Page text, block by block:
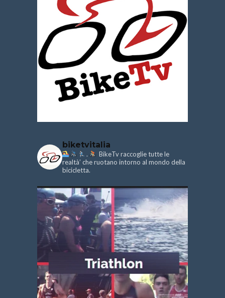
biketvitalia
.
BikeTv raccoglie tutte le
realtà’ che ruotano intorno al mondo della
bicicletta.